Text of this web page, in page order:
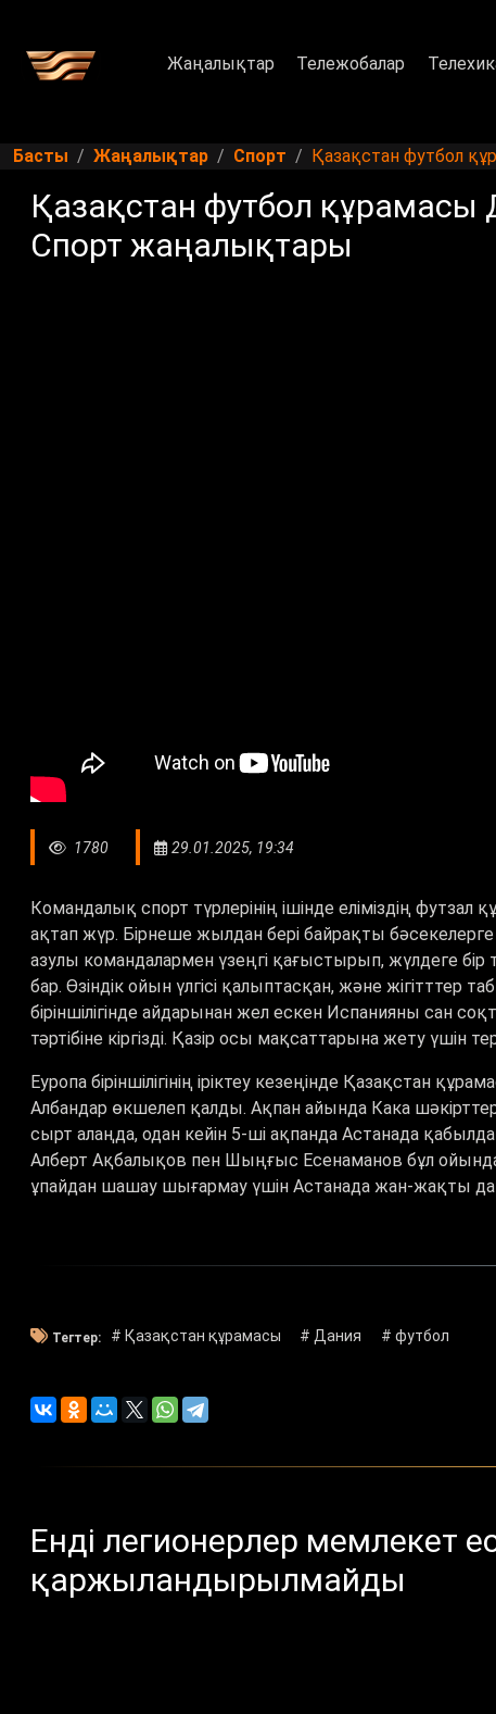
Жаңалықтар Тележобалар
Басты Жаңалықтар Спорт Қазақстан футбол
Қазақстан футбол құрамасы
Спорт жаңалықтары
1780 29.01.2025, 19:34
Командалық спорт түрлерінің ішінде еліміздің
ақтап жүр. Бірнеше жылдан бері байрақты
азулы командалармен үзеңгі қағыстырып, жүлдеге
бар. Өзіндік ойын үлгісі қалыптасқан, және
біріншілігінде айдарынан жел ескен Испанияны сан
тәртібіне кіргізді. Қазір осы мақсаттарына жету үшін
Еуропа біріншілігінің іріктеу кезеңінде Қазақстан
Албандар өкшелеп қалды. Ақпан айында Кака
сырт алаңда, одан кейін 5-ші ақпанда Астанада
Алберт Ақбалықов пен Шыңғыс Есенаманов бұл
ұпайдан шашау шығармау үшін Астанада жан-жақты
Тегтер: # Қазақстан құрамасы # Дания # футбол
Енді легионерлер мемлекет
қаржыландырылмайды